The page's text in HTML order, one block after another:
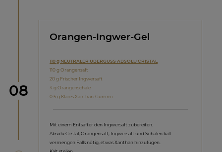
Schritt
08
Orangen-Ingwer-Gel
110 g NEUTRALER ÜBERGUSS ABSOLU CRISTAL
110 g Orangensaft
20 g Frischer Ingwersaft
4 g Orangenschale
0.5 g Klares Xanthan-Gummi
Mit einem Entsafter den Ingwersaft zubereiten.
Absolu Cristal, Orangensaft, Ingwersaft und Schalen kalt
vermengen Falls nötig, etwas Xanthan hinzufügen.